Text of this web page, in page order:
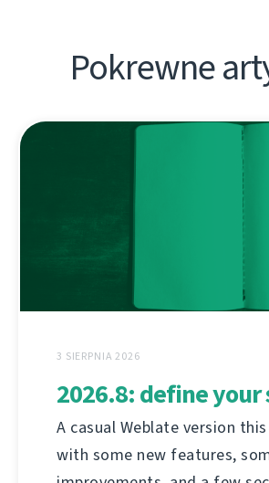
Pokrewne
3 SIERPNIA 2026
2026.8: define your
A casual Weblate version
with some new features,